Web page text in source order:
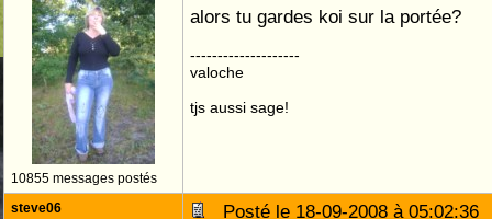
10855 messages postés
alors tu gardes koi sur la portée?
--------------------
valoche
tjs aussi sage!
steve06
Posté le 18-09-2008 à